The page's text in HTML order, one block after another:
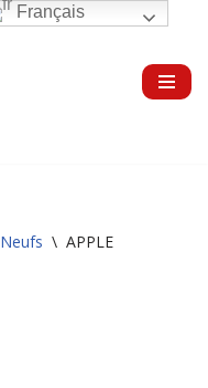
Neufs \ APPLE
Français